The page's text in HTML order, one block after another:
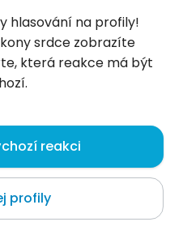
nie gryzie :)
hlasování na profily!
srdce zobrazíte
která reakce má být
reakci
profily